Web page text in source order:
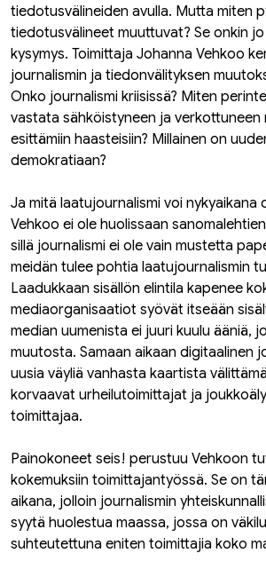
tiedotusvälineiden avulla. Mutta miten
tiedotusvälineet muuttuvat? Se onkin
kysymys. Toimittaja Johanna Vehkoo
journalismin ja tiedonvälityksen
Onko journalismi kriisissä? Miten
vastata sähköistyneen ja verkottuneen
esittämiin haasteisiin? Millainen on
demokratiaan?
Ja mitä laatujournalismi voi nykyaikana
Vehkoo ei ole huolissaan
sillä journalismi ei ole vain mustetta
meidän tulee pohtia laatujournalismin
Laadukkaan sisällön elintila kapenee
mediaorganisaatiot syövät itseään
median uumenista ei juuri kuulu ääniä,
muutosta. Samaan aikaan digitaalinen
uusia väyliä vanhasta kaartista
korvaavat urheilutoimittajat ja
toimittajaa.
Painokoneet seis! perustuu Vehkoon
kokemuksiin toimittajantyössä. Se on
aikana, jolloin journalismin
syytä huolestua maassa, jossa on
suhteutettuna eniten toimittajia koko